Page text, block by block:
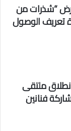
“شذرات من
تعريف الوصول
ملتقى
فنانين